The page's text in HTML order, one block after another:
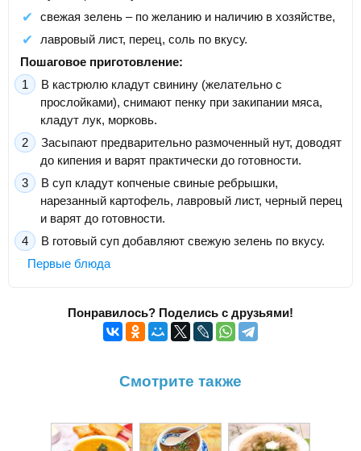
свежая зелень – по желанию и наличию в хозяйстве,
лавровый лист, перец, соль по вкусу.
Пошаговое приготовление:
В кастрюлю кладут свинину (желательно с
прослойками), снимают пенку при закипании мяса,
кладут лук, морковь.
Засыпают предварительно размоченный нут, доводят
до кипения и варят практически до готовности.
В суп кладут копченые свиные ребрышки,
нарезанный картофель, лавровый лист, черный перец
и варят до готовности.
В готовый суп добавляют свежую зелень по вкусу.
Первые блюда
Понравилось? Поделись с друзьями!
Смотрите также